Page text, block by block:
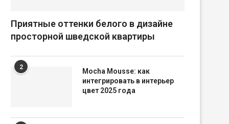
Приятные оттенки белого в дизайне
просторной шведской квартиры
2
Mocha Mousse: как
интегрировать в интерьер
цвет 2025 года